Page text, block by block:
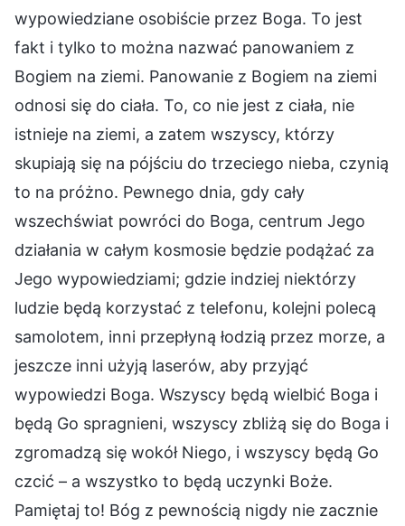
wypowiedziane osobiście przez Boga. To jest
fakt i tylko to można nazwać panowaniem z
Bogiem na ziemi. Panowanie z Bogiem na ziemi
odnosi się do ciała. To, co nie jest z ciała, nie
istnieje na ziemi, a zatem wszyscy, którzy
skupiają się na pójściu do trzeciego nieba, czynią
to na próżno. Pewnego dnia, gdy cały
wszechświat powróci do Boga, centrum Jego
działania w całym kosmosie będzie podążać za
Jego wypowiedziami; gdzie indziej niektórzy
ludzie będą korzystać z telefonu, kolejni polecą
samolotem, inni przepłyną łodzią przez morze, a
jeszcze inni użyją laserów, aby przyjąć
wypowiedzi Boga. Wszyscy będą wielbić Boga i
będą Go spragnieni, wszyscy zbliżą się do Boga i
zgromadzą się wokół Niego, i wszyscy będą Go
czcić – a wszystko to będą uczynki Boże.
Pamiętaj to! Bóg z pewnością nigdy nie zacznie